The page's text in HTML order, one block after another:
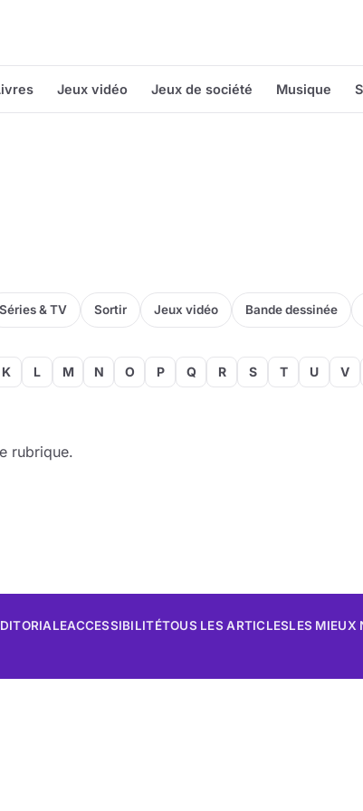
Jeux vidéo Jeux de société Musique
Séries & TV Sortir Jeux vidéo Bande dessinée
K L M N O P Q R S T U V
rubrique.
ACCESSIBILITÉTOUS LES ARTICLESLES MIEUX